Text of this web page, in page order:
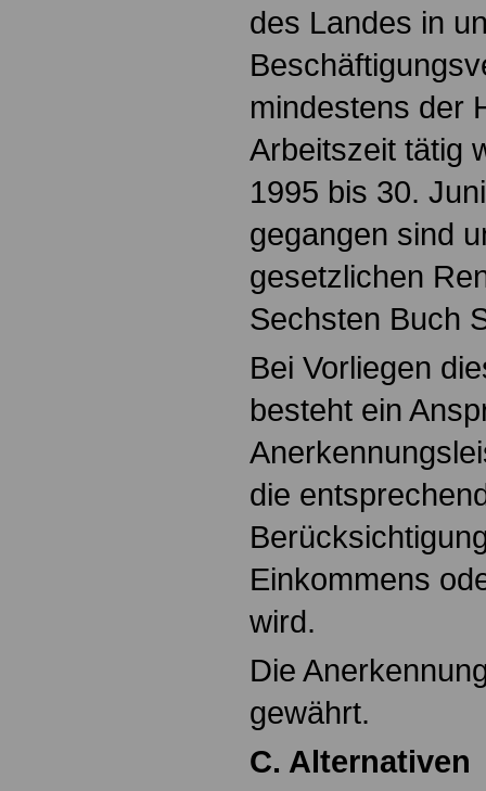
des Landes in
mindestens der
Arbeitszeit tätig
1995 bis 30.
gegangen sind
gesetzlichen
Sechsten Buch
Bei Vorliegen
besteht ein
die
Einkommens
wird.
Die
gewährt.
C. Alternativen